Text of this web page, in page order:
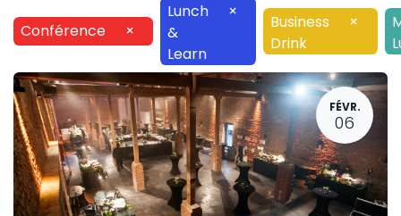
Conférence ×
Lunch
&
Learn
×
Business
Drink
×
FÉVR.
06